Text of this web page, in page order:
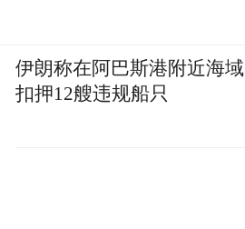
伊朗称在阿巴斯港附近海域
扣押12艘违规船只